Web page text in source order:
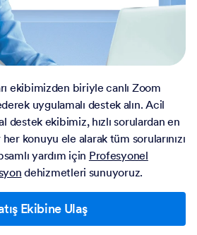
ekibimizden biriyle canlı Zoom
uygulamalı destek alın. Acil
destek ekibimiz, hızlı sorulardan en
konuyu ele alarak tüm sorularınızı
yardım için Profesyonel
dehizmetleri sunuyoruz.
Ekibine Ulaş